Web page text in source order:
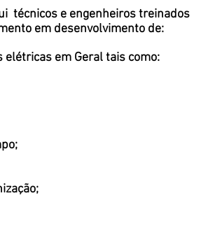
técnicos e engenheiros treinados
em desenvolvimento de:
elétricas em Geral tais como: